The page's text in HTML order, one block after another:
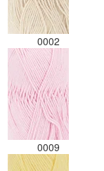
0002
0009